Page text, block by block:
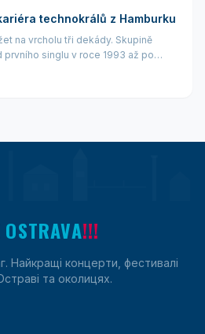
technokrálů z Hamburku
na vrcholu tři dekády. Skupině
singlu v roce 1993 až po
je je...
OSTRAVA!!!
Найкращі концерти, фестивалі
та околицях.